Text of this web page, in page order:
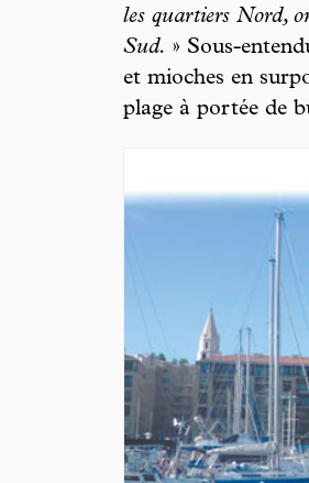
les quartiers Nord,
Sud. » Sous-
et mioches en
plage à portée de